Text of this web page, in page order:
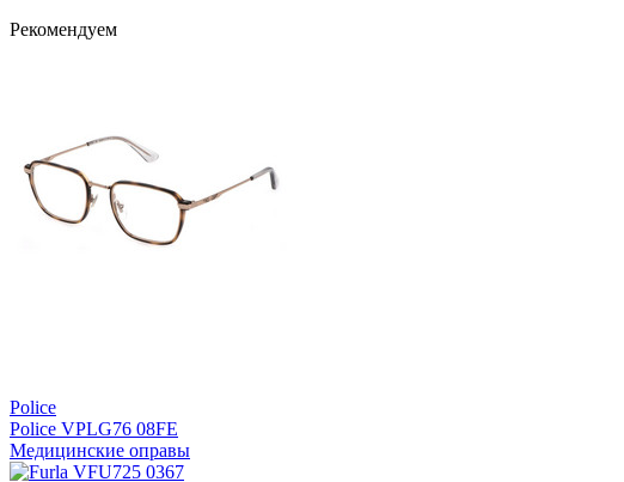
Рекомендуем
Police
Police VPLG76 08FE
Медицинские оправы